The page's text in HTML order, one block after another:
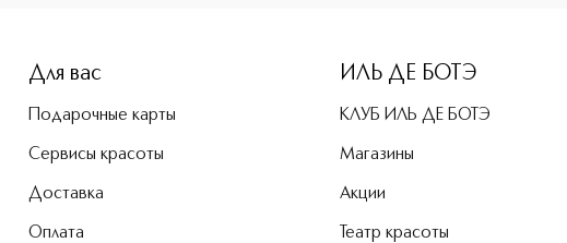
Для вас
Подарочные карты
Сервисы красоты
Доставка
Оплата
ИЛЬ ДЕ БОТЭ
КЛУБ ИЛЬ ДЕ БОТЭ
Магазины
Акции
Театр красоты